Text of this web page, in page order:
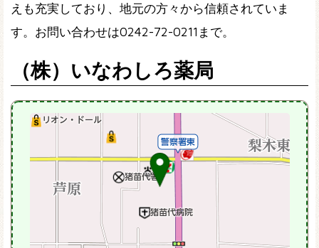
えも充実しており、地元の方々から信頼されていま
す。お問い合わせは0242-72-0211まで。
（株）いなわしろ薬局